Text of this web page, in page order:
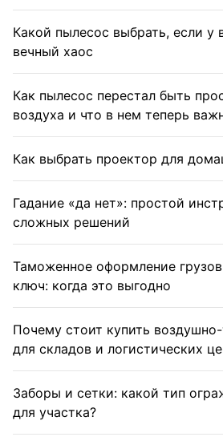
Какой пылесос выбрать, если у
вечный хаос
Как пылесос перестал быть
воздуха и что в нем теперь
Как выбрать проектор для
Гадание «да нет»: простой
сложных решений
Таможенное оформление
ключ: когда это выгодно
Почему стоит купить
для складов и логистических
Заборы и сетки: какой тип
для участка?